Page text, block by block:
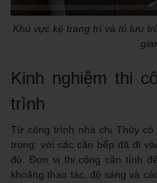
Khu vực kệ trang trí và tủ lưu
Kinh nghiệm thi
trình
Từ công trình nhà chị Thủy
trọng: với các căn bếp đã đi
đủ. Đơn vị thi công cần tính
khoảng thao tác, độ sáng và